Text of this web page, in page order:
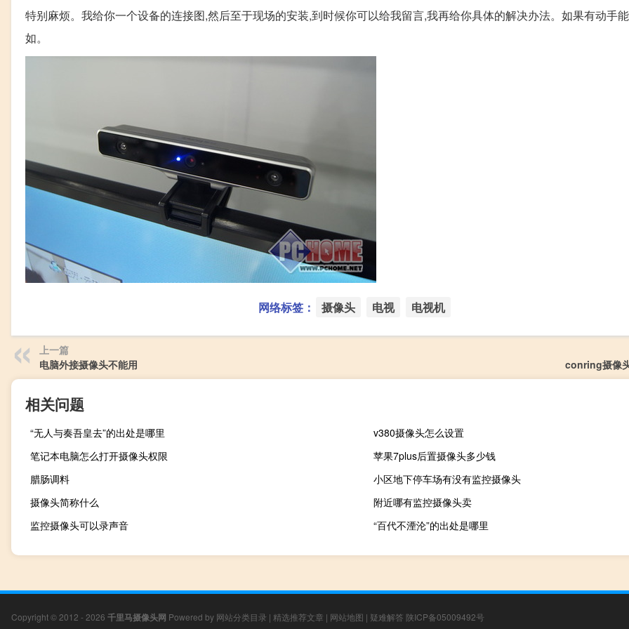
特别麻烦。我给你一个设备的连接图,然后至于现场的安装,到时候你可以给我留言,我再给你具体的解决办法。如果有动手
如。
网络标签： 摄像头 电视 电视机
上一篇
电脑外接摄像头不能用
conring摄像
相关问题
“无人与奏吾皇去”的出处是哪里
v380摄像头怎么设置
笔记本电脑怎么打开摄像头权限
苹果7plus后置摄像头多少钱
腊肠调料
小区地下停车场有没有监控摄像头
摄像头简称什么
附近哪有监控摄像头卖
监控摄像头可以录声音
“百代不湮沦”的出处是哪里
Copyright © 2012 - 2026 千里马摄像头网 Powered by 网站分类目录 | 精选推荐文章 | 网站地图 | 疑难解答 陕ICP备05009492号